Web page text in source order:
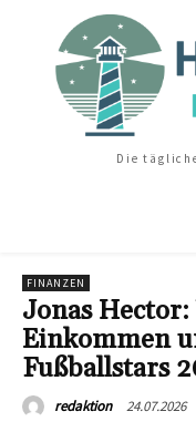
Die
FINANZEN
Jonas
Einkommen
Fußballstars
redaktion 24.07.2026